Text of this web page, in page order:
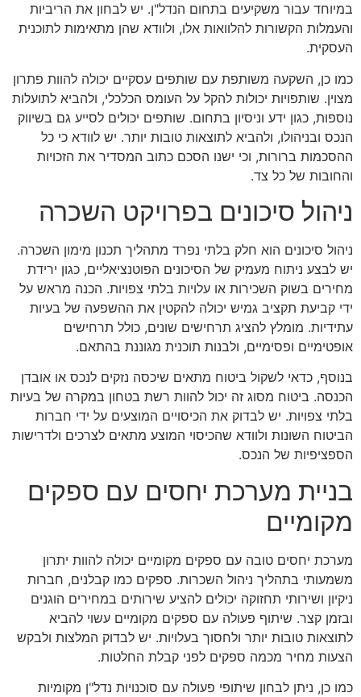
במיוחד עבור משקיעים בתחום הנדל"ן. יש לבחון את הריביות
והעמלות הקשורות להלוואות אלו, ולוודא שהן מתאימות לתוכנית
העסקית.
כמו כן, השקעה משותפת עם שותפים עסקיים יכולה להוות פתרון
מצוין. שותפויות יכולות להקל על העומס הכלכלי, ולהביא לתועלות
נוספות, כגון ידע וניסיון בתחום. שותפים יכולים לסייע גם בשיווק
הנכס ובניהולו, ולהביא לתוצאות טובות יותר. יש לוודא כי כל
ההסכמות ברורות, וכי ישנו הסכם כתוב המסדיר את הזכויות
והחובות של כל צד.
ניהול סיכונים בפרויקט השכרה
ניהול סיכונים הוא חלק בלתי נפרד מתהליך תכנון מימון השכרה.
יש לבצע ניתוח מעמיק של הסיכונים הפוטנציאליים, כגון ירידת
מחירים בשוק השכירות או עלויות בלתי צפויות. הכנה מראש על
ידי קביעת תקציב גמיש יכולה להקטין את ההשפעה של בעיות
עתידיות. מומלץ להציג תרחישים שונים, כולל תרחישים
אופטימיים ופסימיים, ולבנות תוכנית מגוננת בהתאם.
בנוסף, כדאי לשקול ביטוח מתאים שיכסה נזקים לנכס או אובדן
הכנסה. ביטוח מסוג זה יכול להוות רשת בטחון במקרה של בעיות
בלתי צפויות. יש לבדוק את הכיסויים המוצעים על ידי חברות
הביטוח השונות ולוודא שהכיסוי המוצע מתאים לצרכים ולדרישות
הספציפיות של הנכס.
בניית מערכת יחסים עם ספקים
מקומיים
מערכת יחסים טובה עם ספקים מקומיים יכולה להוות יתרון
משמעותי בתהליך ניהול השכרות. ספקים כמו קבלנים, חברות
ניקיון ושירותי תחזוקה יכולים להציע שירותים במחירים הוגנים
ובזמן קצר. שיתוף פעולה עם ספקים מקומיים עשוי להביא
לתוצאות טובות יותר ולחסוך בעלויות. יש לבדוק המלצות ולבקש
הצעות מחיר מכמה ספקים לפני קבלת החלטות.
כמו כן, ניתן לבחון שיתופי פעולה עם סוכנויות נדל"ן מקומיות